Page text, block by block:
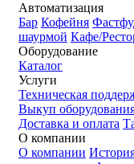
Автоматизация
Бар Кофейня
шаурмой Кафе/
Оборудование
Каталог
Услуги
Техническая
Выкуп
Доставка и оплата
О компании
О компании